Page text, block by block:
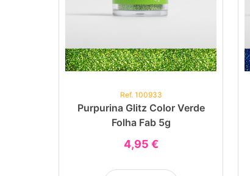
Ref. 100933
Purpurina Glitz Color Verde
Folha Fab 5g
4,95 €